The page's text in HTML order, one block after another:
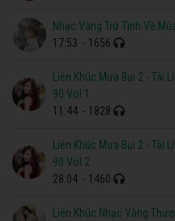
Nhạc Vàng Trữ Tình Về
17:53 - 1656
Liên Khúc Mưa Bụi 2 - Tài
90 Vol 1
11:44 - 1828
Liên Khúc Mưa Bụi 2 - Tài
90 Vol 2
28:04 - 1460
Liên Khúc Nhạc Vàng